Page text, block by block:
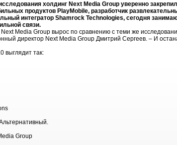
холдинг Next Media Group уверенно
продуктов PlayMobile, разработчик
интегратор Shamrock Technologies, сегодня
связи.
Next Media Group вырос по сравнению с теми же
директор Next Media Group Дмитрий Сергеев. – И
выглядит так:
Group